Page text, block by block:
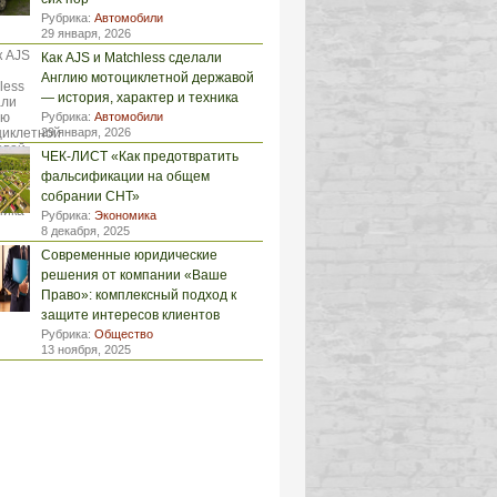
Рубрика: Автомобили
29 января, 2026
Как AJS и Matchless сделали
Англию мотоциклетной державой
— история, характер и техника
Рубрика: Автомобили
29 января, 2026
ЧЕК-ЛИСТ «Как предотвратить
фальсификации на общем
собрании СНТ»
Рубрика: Экономика
8 декабря, 2025
Современные юридические
решения от компании «Ваше
Право»: комплексный подход к
защите интересов клиентов
Рубрика: Общество
13 ноября, 2025